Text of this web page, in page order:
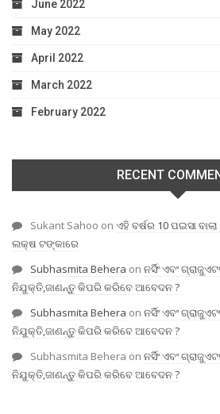
June 2022
May 2022
April 2022
March 2022
February 2022
RECENT
Sukant Sahoo on ଏହି ବର୍ଷର 10 ପଇସା
ଲକ୍ଷ ଟଙ୍କାରେ
Subhasmita Behera on ନର୍ସିଂ ଏବଂ
ନିଯୁକ୍ତି,ଜାଣନ୍ତୁ କିପରି କରିବେ ଆବେଦନ ?
Subhasmita Behera on ନର୍ସିଂ ଏବଂ
ନିଯୁକ୍ତି,ଜାଣନ୍ତୁ କିପରି କରିବେ ଆବେଦନ ?
Subhasmita Behera on ନର୍ସିଂ ଏବଂ
ନିଯୁକ୍ତି,ଜାଣନ୍ତୁ କିପରି କରିବେ ଆବେଦନ ?